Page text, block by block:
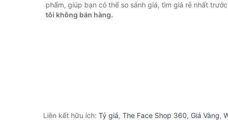
phẩm, giúp bạn có thể so sánh giá, tìm giá rẻ nhất
tôi không bán hàng.
Liên kết hữu ích: Tỷ giá, The Face Shop 360, Giá Vàng,